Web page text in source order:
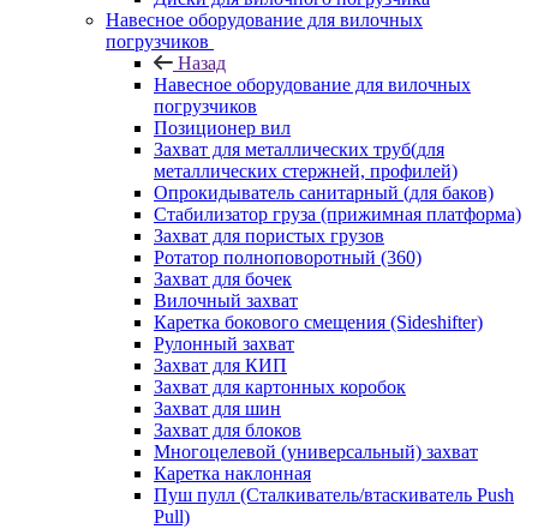
Навесное оборудование для вилочных
погрузчиков
Назад
Навесное оборудование для вилочных
погрузчиков
Позиционер вил
Захват для металлических труб(для
металлических стержней, профилей)
Опрокидыватель санитарный (для баков)
Стабилизатор груза (прижимная платформа)
Захват для пористых грузов
Ротатор полноповоротный (360)
Захват для бочек
Вилочный захват
Каретка бокового смещения (Sideshifter)
Рулонный захват
Захват для КИП
Захват для картонных коробок
Захват для шин
Захват для блоков
Многоцелевой (универсальный) захват
Каретка наклонная
Пуш пулл (Сталкиватель/втаскиватель Push
Pull)